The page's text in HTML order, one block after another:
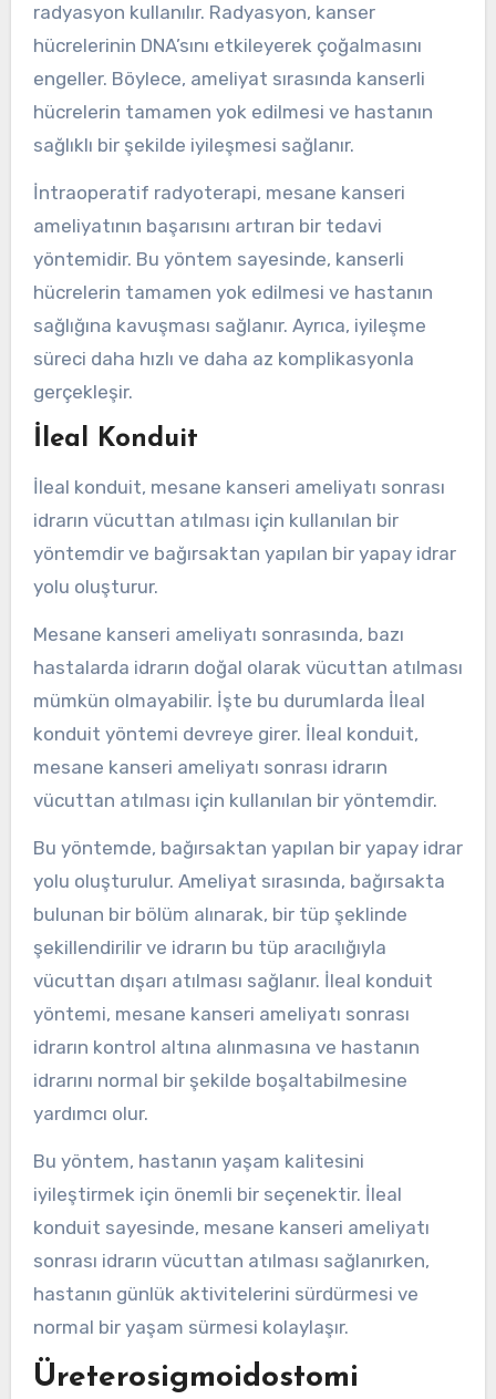
radyasyon kullanılır. Radyasyon, kanser
hücrelerinin DNA’sını etkileyerek çoğalmasını
engeller. Böylece, ameliyat sırasında kanserli
hücrelerin tamamen yok edilmesi ve hastanın
sağlıklı bir şekilde iyileşmesi sağlanır.
İntraoperatif radyoterapi, mesane kanseri
ameliyatının başarısını artıran bir tedavi
yöntemidir. Bu yöntem sayesinde, kanserli
hücrelerin tamamen yok edilmesi ve hastanın
sağlığına kavuşması sağlanır. Ayrıca, iyileşme
süreci daha hızlı ve daha az komplikasyonla
gerçekleşir.
İleal Konduit
İleal konduit, mesane kanseri ameliyatı sonrası
idrarın vücuttan atılması için kullanılan bir
yöntemdir ve bağırsaktan yapılan bir yapay idrar
yolu oluşturur.
Mesane kanseri ameliyatı sonrasında, bazı
hastalarda idrarın doğal olarak vücuttan atılması
mümkün olmayabilir. İşte bu durumlarda İleal
konduit yöntemi devreye girer. İleal konduit,
mesane kanseri ameliyatı sonrası idrarın
vücuttan atılması için kullanılan bir yöntemdir.
Bu yöntemde, bağırsaktan yapılan bir yapay idrar
yolu oluşturulur. Ameliyat sırasında, bağırsakta
bulunan bir bölüm alınarak, bir tüp şeklinde
şekillendirilir ve idrarın bu tüp aracılığıyla
vücuttan dışarı atılması sağlanır. İleal konduit
yöntemi, mesane kanseri ameliyatı sonrası
idrarın kontrol altına alınmasına ve hastanın
idrarını normal bir şekilde boşaltabilmesine
yardımcı olur.
Bu yöntem, hastanın yaşam kalitesini
iyileştirmek için önemli bir seçenektir. İleal
konduit sayesinde, mesane kanseri ameliyatı
sonrası idrarın vücuttan atılması sağlanırken,
hastanın günlük aktivitelerini sürdürmesi ve
normal bir yaşam sürmesi kolaylaşır.
Üreterosigmoidostomi